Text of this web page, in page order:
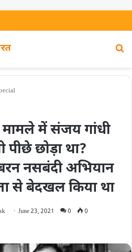
में संजय गांधी
पीछे छोड़ा था?
नसबंदी अभियान
से बेदखल किया था
June 23, 2021 0
0